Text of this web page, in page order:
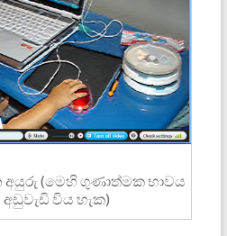
(මෙහි ගුණාත්මක භාවය
විය හැක)